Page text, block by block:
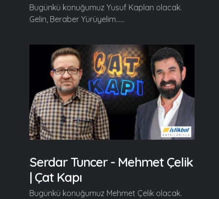
Bugünkü konuğumuz Yusuf Kaplan olacak.
Gelin, Beraber Yürüyelim......
Serdar Tuncer - Mehmet Çelik
| Çat Kapı
Bugünkü konuğumuz Mehmet Çelik olacak.